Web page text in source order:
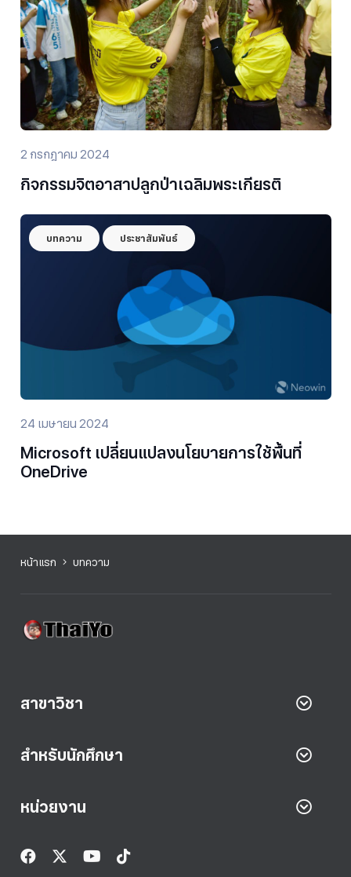
2 กรกฎาคม 2024
กิจกรรมจิตอาสาปลูกป่าเฉลิมพระเกียรติ
บทความ ประชาสัมพันธ์
24 เมษายน 2024
Microsoft เปลี่ยนแปลงนโยบายการใช้พื้นที่
OneDrive
หน้าแรก บทความ
สาขาวิชา
สำหรับนักศึกษา
หน่วยงาน